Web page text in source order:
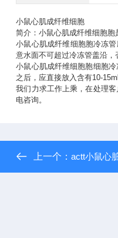
小鼠心肌成纤维细胞
简介：小鼠心肌成纤维细胞胞
小鼠心肌成纤维细胞胞冷冻
意水面不可超过冷冻管盖沿
小鼠心肌成纤维细胞胞细胞
之后，应直接放入含有10-
我们力求工作上乘，在处理
电咨询。
上一个：actt小鼠心